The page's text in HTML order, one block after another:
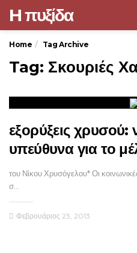
H πυξίδα
Home Tag Archive
Tag: Σκουριές
εξορύξεις χρυσού:
υπεύθυνα για το
του Νίκου Χρυσόγελου* Οι
σ…
Φεβρουάριος 23, 2013